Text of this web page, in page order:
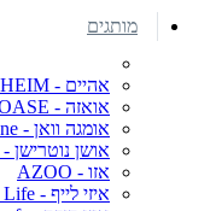
מותגים
אהיים - EHEIM
אואזה - OASE
אומגה וואן - Omega One
אושן נוטרישן - Ocean Nutrition
אזו - AZOO
איזי לייף - Easy Life